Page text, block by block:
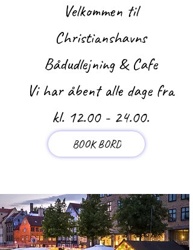
Velkommen til
Christianshavns
Bådudlejning & Cafe
Vi har åbent alle dage ​​ fra
kl. 12.00 - 24.00.
BOOK BORD